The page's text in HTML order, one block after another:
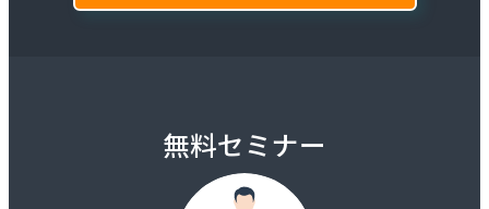
無料セミナー